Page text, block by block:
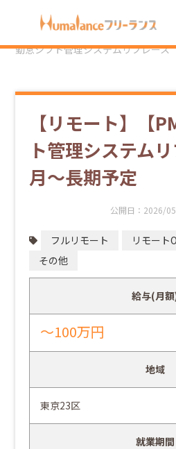
HOME 勤務スタイル
勤怠シフト管理システムリプレー
【リモート】【
ト管理システム
月～長期予定
公開日： 2026/
フルリモート リモート
その他
給与(月
～100万円
地域
東京23区
就業期間